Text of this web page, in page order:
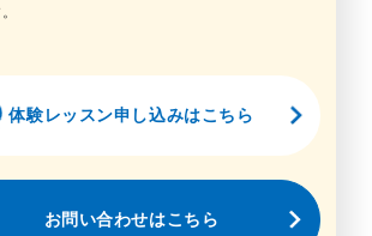
体験レッスン申し込みはこちら
お問い合わせはこちら